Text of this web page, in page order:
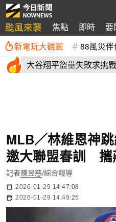
颱風來襲 焦點 即時 要
新電玩大觀園 88風災伴
大谷翔平盜壘失敗求挑
MLB／林維恩神
邀大聯盟春訓 攜
記者陳昱慈/綜合報導
2026-01-29 14:47:08
2026-01-29 14:49:25